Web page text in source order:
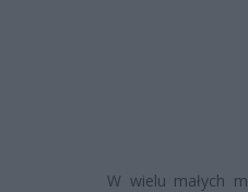
W wielu małych